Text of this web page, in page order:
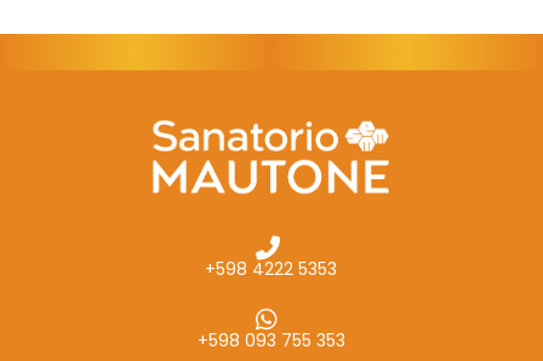
+598 4222 5353
+598 093 755 353